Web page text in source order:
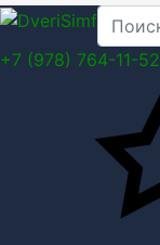
+7 (978) 764-11-52